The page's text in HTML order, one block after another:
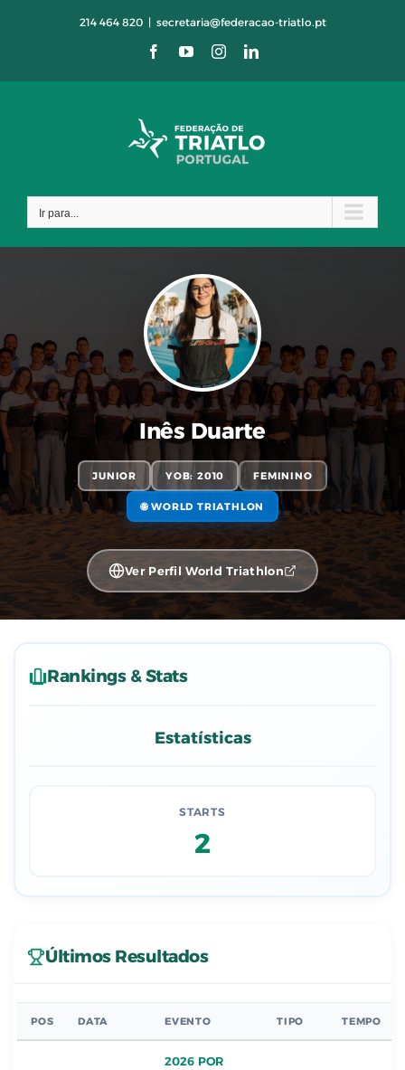
214 464 820 | secretaria@federacao-triatlo.pt
FacebookYouTubeInstagramLinkedIn
Ir para...
Inês Duarte
JUNIOR YOB: 2010 FEMININO
🌐 WORLD TRIATHLON
Ver Perfil World Triathlon
Rankings & Stats
Estatísticas
STARTS
2
Últimos Resultados
POS DATA EVENTO TIPO TEMPO
2026 POR